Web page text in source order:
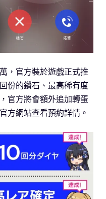
，官方裝於遊戲正式推
份的鑽石、最高稀有度
官方將會額外追加轉蛋
方網站查看預約詳情。